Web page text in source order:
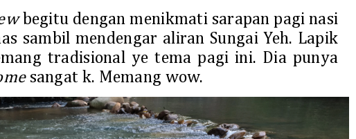
begitu dengan menikmati sarapan pagi nasi
sambil mendengar aliran Sungai Yeh. Lapik
tradisional ye tema pagi ini. Dia punya
sangat k. Memang wow.